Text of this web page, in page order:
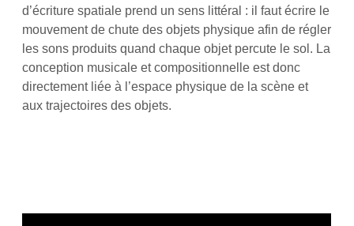
d’écriture spatiale prend un sens littéral : il faut écrire le
mouvement de chute des objets physique afin de régler
les sons produits quand chaque objet percute le sol. La
conception musicale et compositionnelle est donc
directement liée à l’espace physique de la scène et
aux trajectoires des objets.